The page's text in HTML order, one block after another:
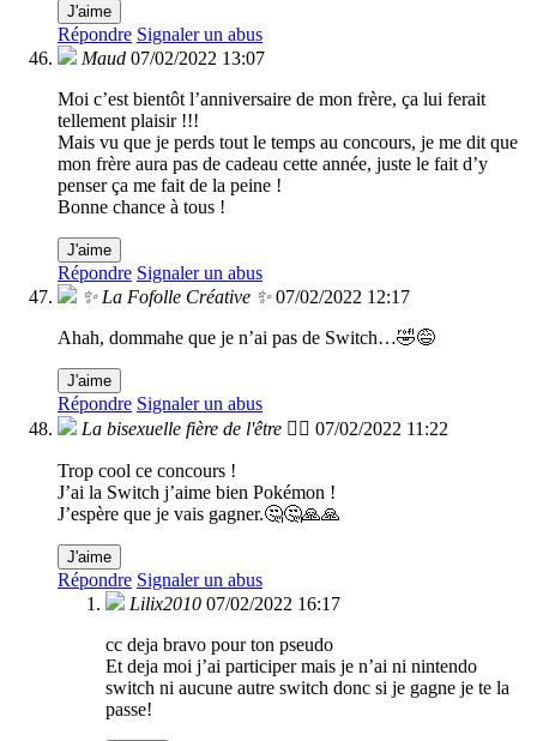
J'aime
Répondre Signaler un abus
Maud 07/02/2022 13:07
Moi c’est bientôt l’anniversaire de mon frère, ça lui ferait
tellement plaisir !!!
Mais vu que je perds tout le temps au concours, je me dit que
mon frère aura pas de cadeau cette année, juste le fait d’y
penser ça me fait de la peine !
Bonne chance à tous !
J'aime
Répondre Signaler un abus
✨ La Fofolle Créative ✨ 07/02/2022 12:17
Ahah, dommahe que je n’ai pas de Switch…🤣😅
J'aime
Répondre Signaler un abus
La bisexuelle fière de l'être 🏳️‍🌈 07/02/2022 11:22
Trop cool ce concours !
J’ai la Switch j’aime bien Pokémon !
J’espère que je vais gagner.🤔🤔🙏🙏
J'aime
Répondre Signaler un abus
Lilix2010 07/02/2022 16:17
cc deja bravo pour ton pseudo
Et deja moi j’ai participer mais je n’ai ni nintendo
switch ni aucune autre switch donc si je gagne je te la
passe!